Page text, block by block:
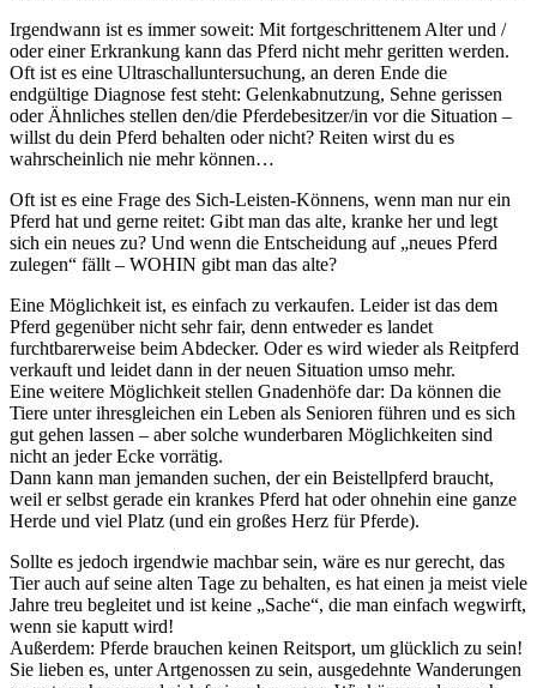
Irgendwann ist es immer soweit: Mit fortgeschrittenem Alter und /
oder einer Erkrankung kann das Pferd nicht mehr geritten werden.
Oft ist es eine Ultraschalluntersuchung, an deren Ende die
endgültige Diagnose fest steht: Gelenkabnutzung, Sehne gerissen
oder Ähnliches stellen den/die Pferdebesitzer/in vor die Situation –
willst du dein Pferd behalten oder nicht? Reiten wirst du es
wahrscheinlich nie mehr können…
Oft ist es eine Frage des Sich-Leisten-Könnens, wenn man nur ein
Pferd hat und gerne reitet: Gibt man das alte, kranke her und legt
sich ein neues zu? Und wenn die Entscheidung auf „neues Pferd
zulegen“ fällt ­– WOHIN gibt man das alte?
Eine Möglichkeit ist, es einfach zu verkaufen. Leider ist das dem
Pferd gegenüber nicht sehr fair, denn entweder es landet
furchtbarerweise beim Abdecker. Oder es wird wieder als Reitpferd
verkauft und leidet dann in der neuen Situation umso mehr.
Eine weitere Möglichkeit stellen Gnadenhöfe dar: Da können die
Tiere unter ihresgleichen ein Leben als Senioren führen und es sich
gut gehen lassen – aber solche wunderbaren Möglichkeiten sind
nicht an jeder Ecke vorrätig.
Dann kann man jemanden suchen, der ein Beistellpferd braucht,
weil er selbst gerade ein krankes Pferd hat oder ohnehin eine ganze
Herde und viel Platz (und ein großes Herz für Pferde).
Sollte es jedoch irgendwie machbar sein, wäre es nur gerecht, das
Tier auch auf seine alten Tage zu behalten, es hat einen ja meist viele
Jahre treu begleitet und ist keine „Sache“, die man einfach wegwirft,
wenn sie kaputt wird!
Außerdem: Pferde brauchen keinen Reitsport, um glücklich zu sein!
Sie lieben es, unter Artgenossen zu sein, ausgedehnte Wanderungen